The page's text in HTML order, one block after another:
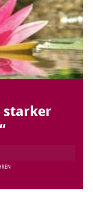
starker